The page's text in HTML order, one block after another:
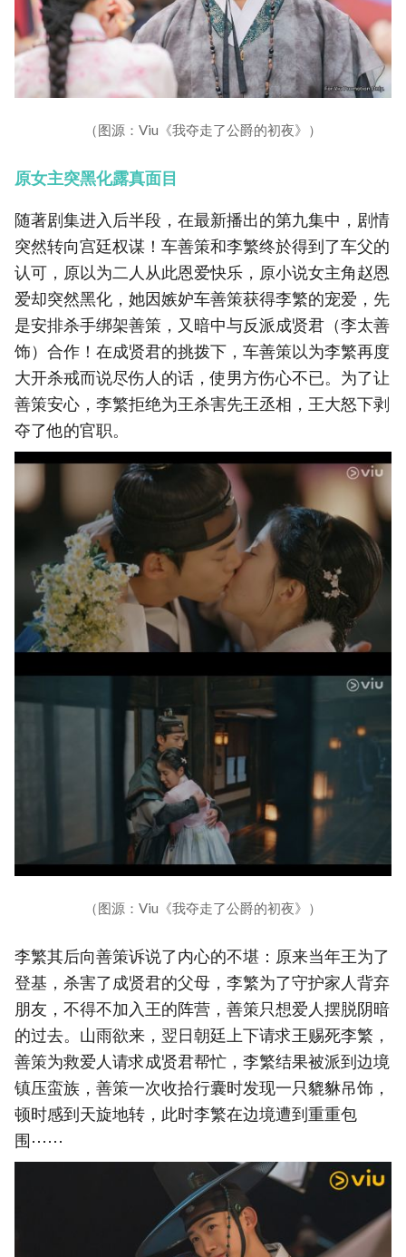
（图源：Viu《我夺走了公爵的初夜》）
原女主突黑化露真面目
随著剧集进入后半段，在最新播出的第九集中，剧情
突然转向宫廷权谋！车善策和李繁终於得到了车父的
认可，原以为二人从此恩爱快乐，原小说女主角赵恩
爱却突然黑化，她因嫉妒车善策获得李繁的宠爱，先
是安排杀手绑架善策，又暗中与反派成贤君（李太善
饰）合作！在成贤君的挑拨下，车善策以为李繁再度
大开杀戒而说尽伤人的话，使男方伤心不已。为了让
善策安心，李繁拒绝为王杀害先王丞相，王大怒下剥
夺了他的官职。
（图源：Viu《我夺走了公爵的初夜》）
李繁其后向善策诉说了内心的不堪：原来当年王为了
登基，杀害了成贤君的父母，李繁为了守护家人背弃
朋友，不得不加入王的阵营，善策只想爱人摆脱阴暗
的过去。山雨欲来，翌日朝廷上下请求王赐死李繁，
善策为救爱人请求成贤君帮忙，李繁结果被派到边境
镇压蛮族，善策一次收拾行囊时发现一只貔貅吊饰，
顿时感到天旋地转，此时李繁在边境遭到重重包
围⋯⋯